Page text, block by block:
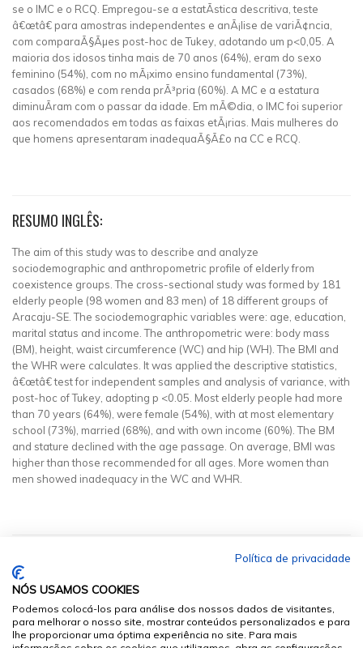
se o IMC e o RCQ. Empregou-se a estatÃ­stica descritiva, teste
â€œtâ€ para amostras independentes e anÃ¡lise de variÃ¢ncia,
com comparaÃ§Ãµes post-hoc de Tukey, adotando um p<0,05. A
maioria dos idosos tinha mais de 70 anos (64%), eram do sexo
feminino (54%), com no mÃ¡ximo ensino fundamental (73%),
casados (68%) e com renda prÃ³pria (60%). A MC e a estatura
diminuÃ­ram com o passar da idade. Em mÃ©dia, o IMC foi superior
aos recomendados em todas as faixas etÃ¡rias. Mais mulheres do
que homens apresentaram inadequaÃ§Ã£o na CC e RCQ.
RESUMO INGLÊS:
The aim of this study was to describe and analyze
sociodemographic and anthropometric profile of elderly from
coexistence groups. The cross-sectional study was formed by 181
elderly people (98 women and 83 men) of 18 different groups of
Aracaju-SE. The sociodemographic variables were: age, education,
marital status and income. The anthropometric were: body mass
(BM), height, waist circumference (WC) and hip (WH). The BMI and
the WHR were calculates. It was applied the descriptive statistics,
â€œtâ€ test for independent samples and analysis of variance, with
post-hoc of Tukey, adopting p <0.05. Most elderly people had more
than 70 years (64%), were female (54%), with at most elementary
school (73%), married (68%), and with own income (60%). The BM
and stature declined with the age passage. On average, BMI was
higher than those recommended for all ages. More women than
men showed inadequacy in the WC and WHR.
Política de privacidade
NÓS USAMOS COOKIES
Podemos colocá-los para análise dos nossos dados de visitantes,
para melhorar o nosso site, mostrar conteúdos personalizados e para
lhe proporcionar uma óptima experiência no site. Para mais